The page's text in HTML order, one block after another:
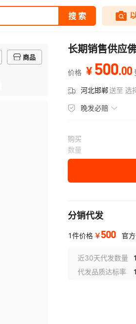
商品
长期销售供应
价格 ¥ 500.00
河北邯郸送至 选
晚发必赔
购买
数量
分销代发
1件价格 ￥500 官
近30天代发数量
代发品质达标率